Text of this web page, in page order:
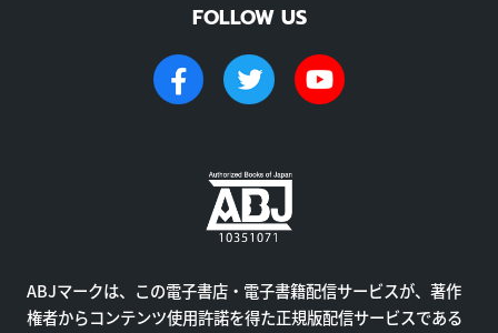
FOLLOW US
ABJマークは、この電子書店・電子書籍配信サービスが、著作
権者からコンテンツ使用許諾を得た正規版配信サービスである